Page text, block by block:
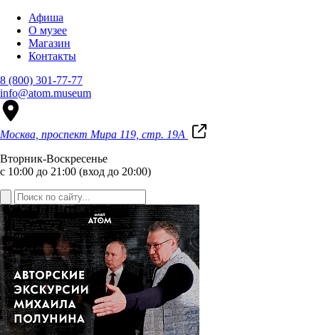
Афиша
О музее
Магазин
Контакты
8 (800) 301-77-77
info@atom.museum
Москва, проспект Мира 119, стр. 19А
Вторник-Воскресенье
с 10:00 до 21:00 (вход до 20:00)